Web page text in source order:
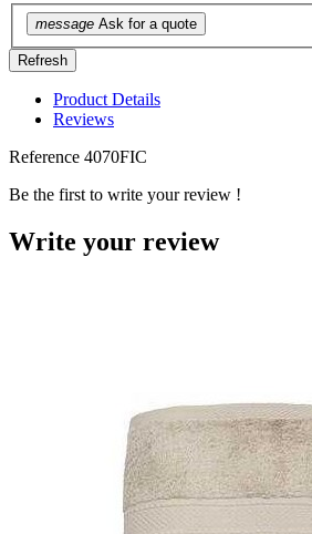
message Ask for a quote
Product Details
Reviews
Reference 4070FIC
Be the first to write your review !
Write your review